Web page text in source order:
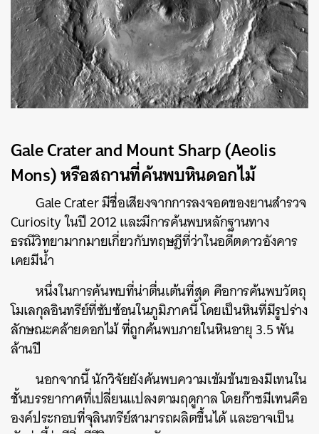
Gale Crater and Mount Sharp (Aeolis
Mons) หรือสถานที่ค้นพบหินดอกไม้
Gale Crater มีชื่อเสียงจากการลงจอดของยานสำรวจ
Curiosity ในปี 2012 และมีการค้นพบหลักฐานทาง
ธรณีวิทยามากมายเกี่ยวกับทฤษฎีที่ว่าในอดีตดาวอังคาร
เคยมีน้ำ
หนึ่งในการค้นพบที่น่าตื่นเต้นที่สุด คือการค้นพบวัตถุ
โมเลกุลอินทรีย์ที่ซับซ้อนในภูมิภาคนี้ โดยเป็นหินที่มีรูปร่าง
ลักษณะคล้ายดอกไม้ ที่ถูกค้นพบภายในหินอายุ 3.5 พัน
ล้านปี
นอกจากนี้ นักวิจัยยังค้นพบความเข้มข้นของมีเทนใน
ชั้นบรรยากาศที่เปลี่ยนแปลงตามฤดูกาล โดยก๊าซมีเทนคือ
องค์ประกอบที่จุลินทรีย์สามารถผลิตขึ้นได้ และอาจเป็น